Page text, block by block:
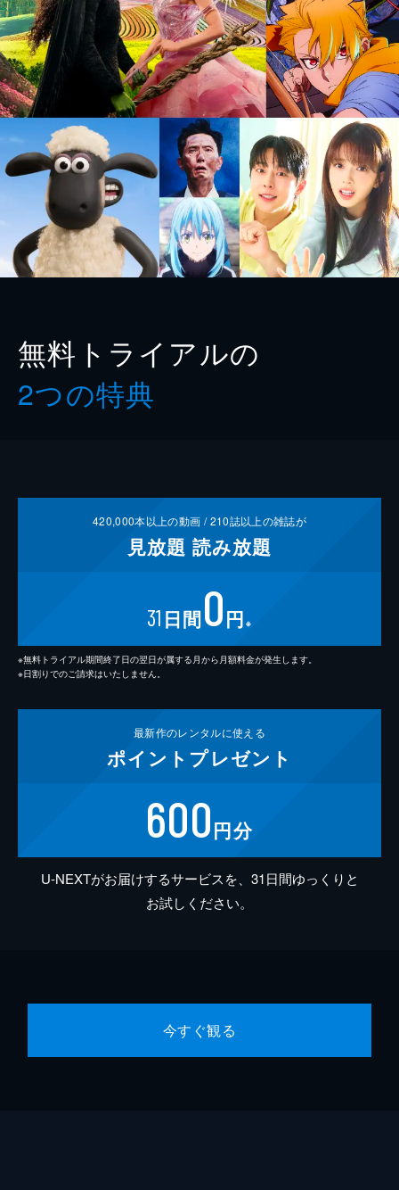
無料トライアルの
2つの特典
420,000本以上の動画 /210誌以上の雑誌が
見放題 読み放題
31 日間0円 ※
※無料トライアル期間終了日の翌日が属する月から月額料金が発生します。
※日割りでのご請求はいたしません。
最新作のレンタルに使える
ポイント プレゼント
600円分
U-NEXTがお届けするサービスを、31日間ゆっくりと
お試しください。
今すぐ観る